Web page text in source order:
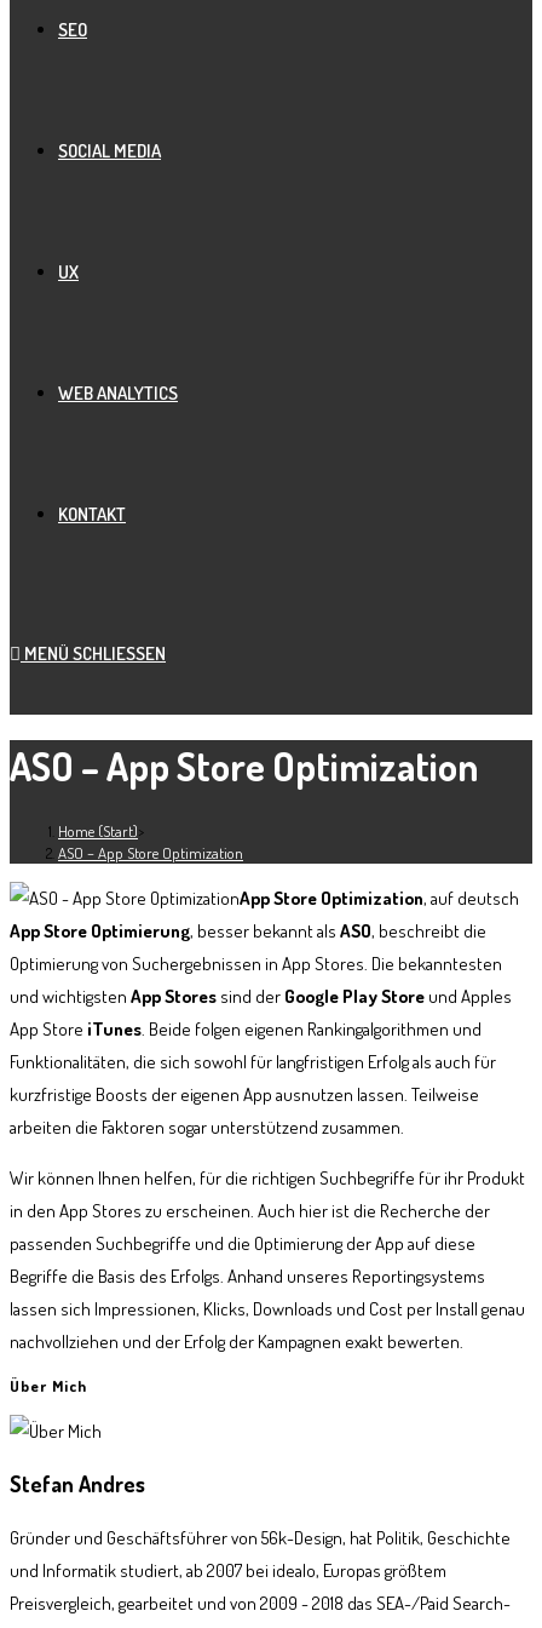
SEO
SOCIAL MEDIA
UX
WEB ANALYTICS
KONTAKT
MENÜ SCHLIESSEN
ASO – App Store Optimization
Home (Start)>
ASO – App Store Optimization
App Store Optimization, auf deutsch
App Store Optimierung, besser bekannt als ASO, beschreibt die
Optimierung von Suchergebnissen in App Stores. Die bekanntesten
und wichtigsten App Stores sind der Google Play Store und Apples
App Store iTunes. Beide folgen eigenen Rankingalgorithmen und
Funktionalitäten, die sich sowohl für langfristigen Erfolg als auch für
kurzfristige Boosts der eigenen App ausnutzen lassen. Teilweise
arbeiten die Faktoren sogar unterstützend zusammen.
Wir können Ihnen helfen, für die richtigen Suchbegriffe für ihr Produkt
in den App Stores zu erscheinen. Auch hier ist die Recherche der
passenden Suchbegriffe und die Optimierung der App auf diese
Begriffe die Basis des Erfolgs. Anhand unseres Reportingsystems
lassen sich Impressionen, Klicks, Downloads und Cost per Install genau
nachvollziehen und der Erfolg der Kampagnen exakt bewerten.
Über Mich
Stefan Andres
Gründer und Geschäftsführer von 56k-Design, hat Politik, Geschichte
und Informatik studiert, ab 2007 bei idealo, Europas größtem
Preisvergleich, gearbeitet und von 2009 - 2018 das SEA-/Paid Search-